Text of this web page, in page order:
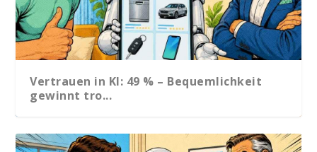
Vertrauen in KI: 49 % – Bequemlichkeit
gewinnt tro...